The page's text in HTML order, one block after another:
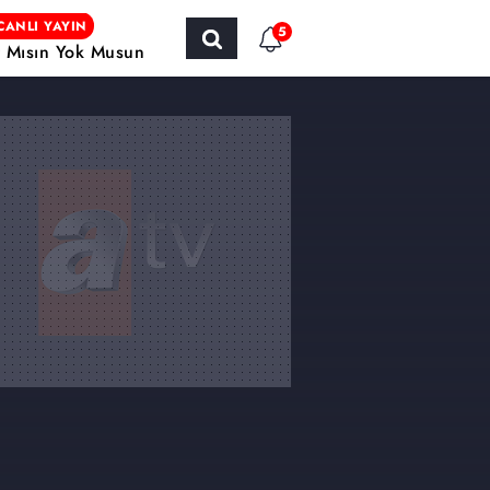
YAYIN
Yok Musun
5